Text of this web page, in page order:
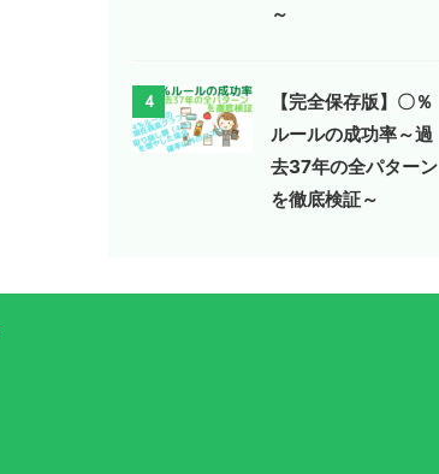
～
4
【完全保存版】〇％
ルールの成功率～過
去37年の全パターン
を徹底検証～